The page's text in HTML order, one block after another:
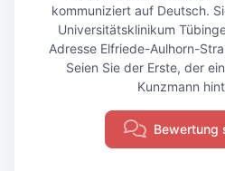
kommuniziert auf Deutsch.
Universitätsklinikum
Adresse Elfriede-Aulhorn-
Seien Sie der Erste, der
Kunzmann
Bewertung